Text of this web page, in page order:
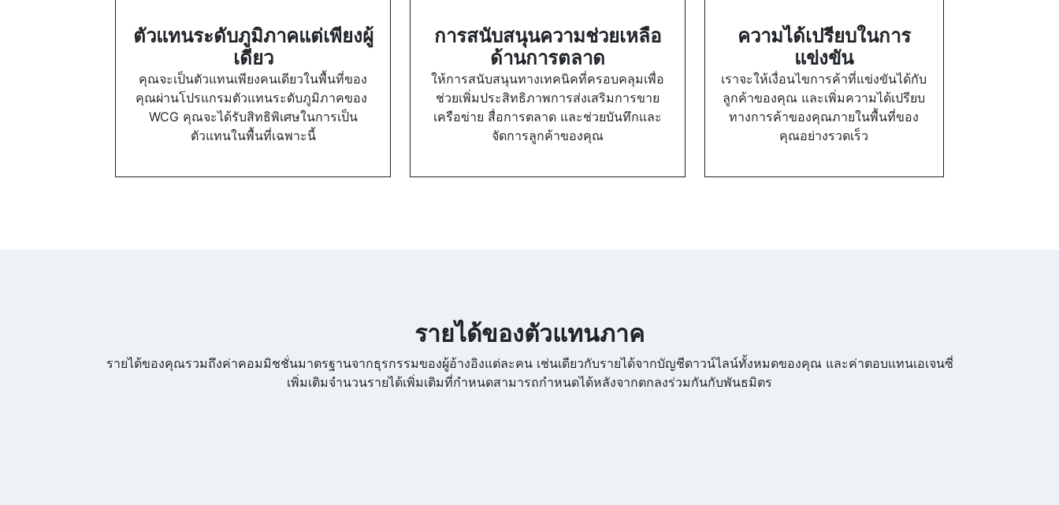
ตัวแทนระดับภูมิภาคแต่เพียงผู้
เดียว
คุณจะเป็นตัวแทนเพียงคนเดียวในพื้นที่ของ
คุณผ่านโปรแกรมตัวแทนระดับภูมิภาคของ
WCG คุณจะได้รับสิทธิพิเศษในการเป็น
ตัวแทนในพื้นที่เฉพาะนี้
การสนับสนุนความช่วยเหลือ
ด้านการตลาด
ให้การสนับสนุนทางเทคนิคที่ครอบคลุมเพื่อ
ช่วยเพิ่มประสิทธิภาพการส่งเสริมการขาย
เครือข่าย สื่อการตลาด และช่วยบันทึกและ
จัดการลูกค้าของคุณ
ความได้เปรียบในการ
แข่งขัน
เราจะให้เงื่อนไขการค้าที่แข่งขันได้กับ
ลูกค้าของคุณ และเพิ่มความได้เปรียบ
ทางการค้าของคุณภายในพื้นที่ของ
คุณอย่างรวดเร็ว
รายได้ของตัวแทนภาค
รายได้ของคุณรวมถึงค่าคอมมิชชั่นมาตรฐานจากธุรกรรมของผู้อ้างอิงแต่ละคน เช่นเดียวกับรายได้จากบัญชีดาวน์ไลน์ทั้งหมดของคุณ และค่าตอบแทนเอเจนซี่
เพิ่มเติมจำนวนรายได้เพิ่มเติมที่กำหนดสามารถกำหนดได้หลังจากตกลงร่วมกันกับพันธมิตร